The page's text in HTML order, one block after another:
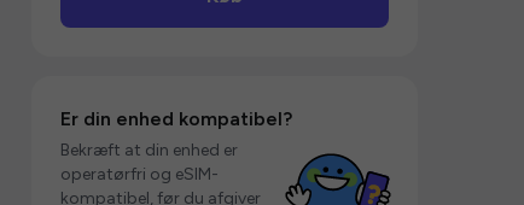
Er din enhed kompatibel?
Bekræft at din enhed er
operatørfri og eSIM-
kompatibel, før du afgiver